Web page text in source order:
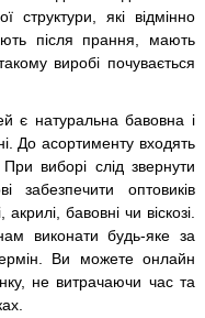
структури, які відмінно
після прання, мають
виробі почувається
є натуральна бавовна і
До асортименту входять
виборі слід звернути
забезпечити оптовиків
бавовні чи віскозі.
виконати будь-яке за
Ви можете онлайн
не витрачаючи час та